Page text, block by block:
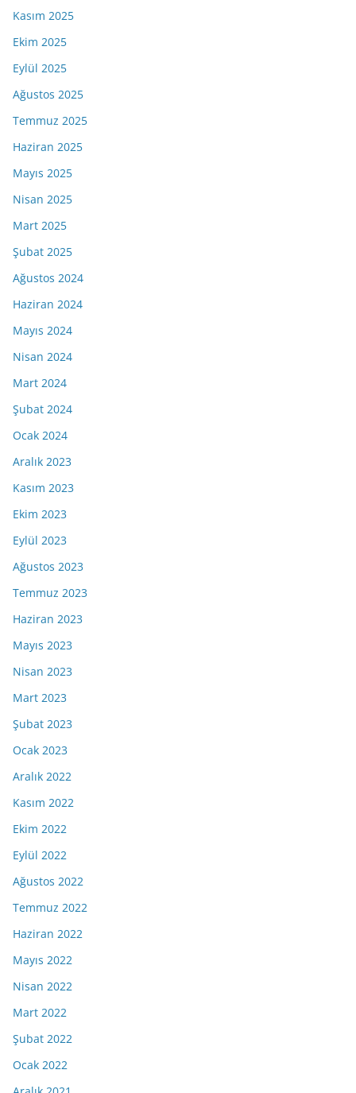
Kasım 2025
Ekim 2025
Eylül 2025
Ağustos 2025
Temmuz 2025
Haziran 2025
Mayıs 2025
Nisan 2025
Mart 2025
Şubat 2025
Ağustos 2024
Haziran 2024
Mayıs 2024
Nisan 2024
Mart 2024
Şubat 2024
Ocak 2024
Aralık 2023
Kasım 2023
Ekim 2023
Eylül 2023
Ağustos 2023
Temmuz 2023
Haziran 2023
Mayıs 2023
Nisan 2023
Mart 2023
Şubat 2023
Ocak 2023
Aralık 2022
Kasım 2022
Ekim 2022
Eylül 2022
Ağustos 2022
Temmuz 2022
Haziran 2022
Mayıs 2022
Nisan 2022
Mart 2022
Şubat 2022
Ocak 2022